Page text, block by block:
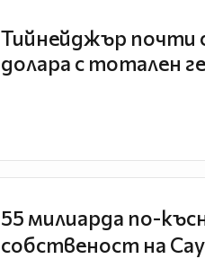
Тийнейджър почти
долара с тотален
55 милиарда по-
собственост на